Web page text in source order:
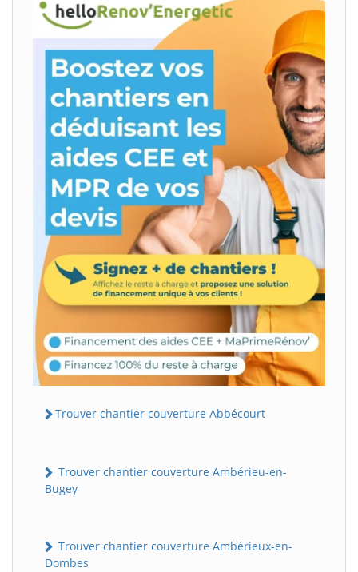
Trouver chantier couverture Abbécourt
Trouver chantier couverture Ambérieu-en-
Bugey
Trouver chantier couverture Ambérieux-en-
Dombes